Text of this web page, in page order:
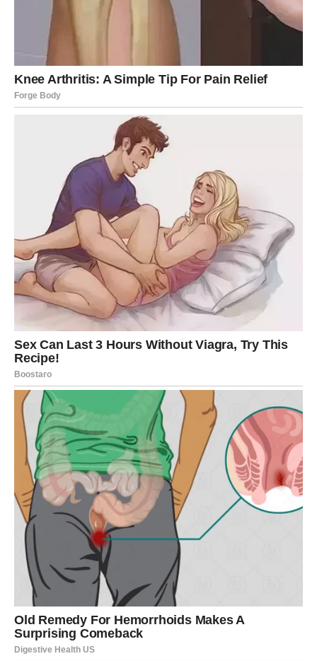
koje nisu bile vaše
Device su često nosile svet na svojim leđima, analizirale,
popravljale i spašavale sve oko sebe, zaboravljajući na
sopstvene potrebe. Taj ciklus se sada završava.
tuge se zatvara onog trenutka kada prestajete da
portal sreće se otvara kroz unutrašnji mir,
stabilnost i život bez stalne napetosti
kojem dišete slobodno i živite jednostavnije, ali
ispunjenije.
VAGA – završava se era emotivne
nepravde
Vage su dugo pokušavale da održe ravnotežu tamo gde je
ona odavno bila izgubljena. Davali ste previše, čekali
predugo i ćutali kada je trebalo da budete birani.
tuge se zatvara kroz karmičku pravdu, aportal sreće se
otvara kroz ljubav koja je ravnopravna, stabilna i
iskrena. Konačno dolazite u fazu u kojoj se vaša dobrota
vraća bez bola.
ŠKORPIJA – izlazak iz tame u
potpunu ličnu moć
Škorpije su prošle kroz duboke transformacije koje su ih
menjale iz korena. Izdaje, gubici i unutrašnje borbe nisu
vas slomile – već preobrazile.
Portal tuge se zatvara
kada prestajete da se vraćate unazad
otvara kroz strast, istinu i emocionalnu sigurnost
Ulazite u život u kojem vi vodite, a ne reagujete.
STRELAC – kraj lutanja i početak